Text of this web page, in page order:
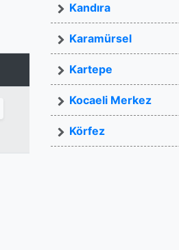
Kandıra
Karamürsel
Kartepe
Kocaeli Merkez
Körfez